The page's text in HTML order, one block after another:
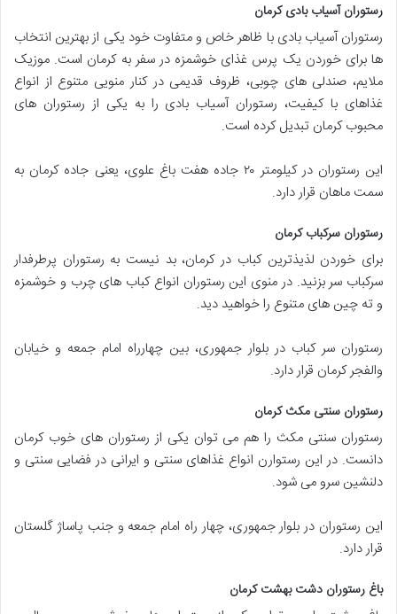
رستوران آسیاب بادی کرمان
رستوران آسیاب بادی با ظاهر خاص و متفاوت خود یکی از بهترین انتخاب
ها برای خوردن یک پرس غذای خوشمزه در سفر به کرمان است. موزیک
ملایم، صندلی های چوبی، ظروف قدیمی در کنار منویی متنوع از انواع
غذاهای با کیفیت، رستوران آسیاب بادی را به یکی از رستوران های
محبوب کرمان تبدیل کرده است.
این رستوران در کیلومتر ۲۰ جاده هفت باغ علوی، یعنی جاده کرمان به
سمت ماهان قرار دارد.
رستوران سرکباب کرمان
برای خوردن لذیذترین کباب در کرمان، بد نیست به رستوران پرطرفدار
سرکباب سر بزنید. در منوی این رستوران انواع کباب های چرب و خوشمزه
و ته چین های متنوع را خواهید دید.
رستوران سر کباب در بلوار جمهوری، بین چهارراه امام جمعه و خیابان
والفجر کرمان قرار دارد.
رستوران سنتی مکث کرمان
رستوران سنتی مکث را هم می توان یکی از رستوران های خوب کرمان
دانست. در این رستوارن انواع غذاهای سنتی و ایرانی در فضایی سنتی و
دلنشین سرو می شود.
این رستوران در بلوار جمهوری، چهار راه امام جمعه و جنب پاساژ گلستان
قرار دارد.
باغ رستوران دشت بهشت کرمان